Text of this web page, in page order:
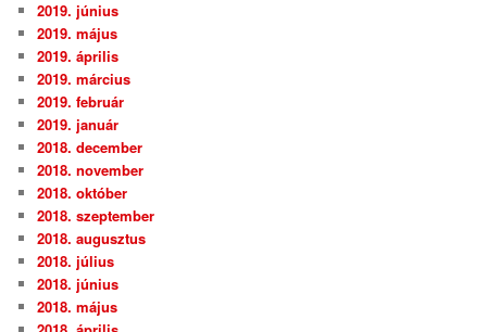
2019. június
2019. május
2019. április
2019. március
2019. február
2019. január
2018. december
2018. november
2018. október
2018. szeptember
2018. augusztus
2018. július
2018. június
2018. május